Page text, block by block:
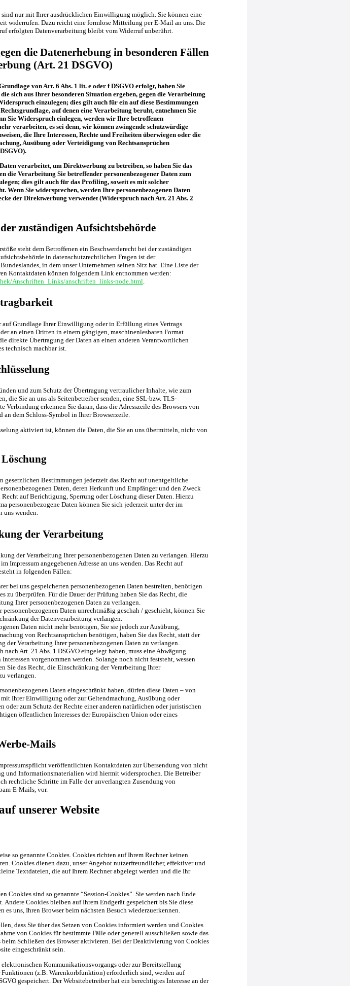
nur mit Ihrer ausdrücklichen Einwilligung möglich. Sie können eine
widerrufen. Dazu reicht eine formlose Mitteilung per E-Mail an uns. Die
erfolgten Datenverarbeitung bleibt vom Widerruf unberührt.
die Datenerhebung in besonderen Fällen
(Art. 21 DSGVO)
von Art. 6 Abs. 1 lit. e oder f DSGVO erfolgt, haben Sie
sich aus Ihrer besonderen Situation ergeben, gegen die Verarbeitung
einzulegen; dies gilt auch für ein auf diese Bestimmungen
auf denen eine Verarbeitung beruht, entnehmen Sie
Sie Widerspruch einlegen, werden wir Ihre betroffenen
verarbeiten, es sei denn, wir können zwingende schutzwürdige
die Ihre Interessen, Rechte und Freiheiten überwiegen oder die
Ausübung oder Verteidigung von Rechtsansprüchen
verarbeitet, um Direktwerbung zu betreiben, so haben Sie das
die Verarbeitung Sie betreffender personenbezogener Daten zum
dies gilt auch für das Profiling, soweit es mit solcher
Wenn Sie widersprechen, werden Ihre personenbezogenen Daten
der Direktwerbung verwendet (Widerspruch nach Art. 21 Abs. 2
zuständigen Aufsichtsbehörde
steht dem Betroffenen ein Beschwerderecht bei der zuständigen
in datenschutzrechtlichen Fragen ist der
in dem unser Unternehmen seinen Sitz hat. Eine Liste der
Kontaktdaten können folgendem Link entnommen werden:
Anschriften_Links/anschriften_links-node.html
auf Grundlage Ihrer Einwilligung oder in Erfüllung eines Vertrags
an einen Dritten in einem gängigen, maschinenlesbaren Format
direkte Übertragung der Daten an einen anderen Verantwortlichen
technisch machbar ist.
und zum Schutz der Übertragung vertraulicher Inhalte, wie zum
die Sie an uns als Seitenbetreiber senden, eine SSL-bzw. TLS-
Verbindung erkennen Sie daran, dass die Adresszeile des Browsers von
an dem Schloss-Symbol in Ihrer Browserzeile.
aktiviert ist, können die Daten, die Sie an uns übermitteln, nicht von
gesetzlichen Bestimmungen jederzeit das Recht auf unentgeltliche
Daten, deren Herkunft und Empfänger und den Zweck
auf Berichtigung, Sperrung oder Löschung dieser Daten. Hierzu
personenbezogene Daten können Sie sich jederzeit unter der im
uns wenden.
der Verarbeitung
der Verarbeitung Ihrer personenbezogenen Daten zu verlangen. Hierzu
Impressum angegebenen Adresse an uns wenden. Das Recht auf
in folgenden Fällen:
bei uns gespeicherten personenbezogenen Daten bestreiten, benötigen
zu überprüfen. Für die Dauer der Prüfung haben Sie das Recht, die
Ihrer personenbezogenen Daten zu verlangen.
personenbezogenen Daten unrechtmäßig geschah / geschieht, können Sie
der Datenverarbeitung verlangen.
Daten nicht mehr benötigen, Sie sie jedoch zur Ausübung,
von Rechtsansprüchen benötigen, haben Sie das Recht, statt der
der Verarbeitung Ihrer personenbezogenen Daten zu verlangen.
nach Art. 21 Abs. 1 DSGVO eingelegt haben, muss eine Abwägung
vorgenommen werden. Solange noch nicht feststeht, wessen
Sie das Recht, die Einschränkung der Verarbeitung Ihrer
verlangen.
Daten eingeschränkt haben, dürfen diese Daten – von
Ihrer Einwilligung oder zur Geltendmachung, Ausübung oder
oder zum Schutz der Rechte einer anderen natürlichen oder juristischen
öffentlichen Interesses der Europäischen Union oder eines
Mails
veröffentlichten Kontaktdaten zur Übersendung von nicht
und Informationsmaterialien wird hiermit widersprochen. Die Betreiber
rechtliche Schritte im Falle der unverlangten Zusendung von
E-Mails, vor.
unserer Website
so genannte Cookies. Cookies richten auf Ihrem Rechner keinen
Cookies dienen dazu, unser Angebot nutzerfreundlicher, effektiver und
Textdateien, die auf Ihrem Rechner abgelegt werden und die Ihr
Cookies sind so genannte “Session-Cookies”. Sie werden nach Ende
Andere Cookies bleiben auf Ihrem Endgerät gespeichert bis Sie diese
es uns, Ihren Browser beim nächsten Besuch wiederzuerkennen.
dass Sie über das Setzen von Cookies informiert werden und Cookies
von Cookies für bestimmte Fälle oder generell ausschließen sowie das
Schließen des Browser aktivieren. Bei der Deaktivierung von Cookies
eingeschränkt sein.
Kommunikationsvorgangs oder zur Bereitstellung
(z.B. Warenkorbfunktion) erforderlich sind, werden auf
gespeichert. Der Websitebetreiber hat ein berechtigtes Interesse an der